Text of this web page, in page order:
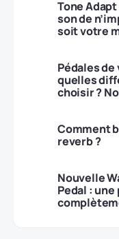
Tone
son de
soit votre
Pédales de
quelles
choisir ?
Comment
reverb ?
Nouvelle
Pedal :